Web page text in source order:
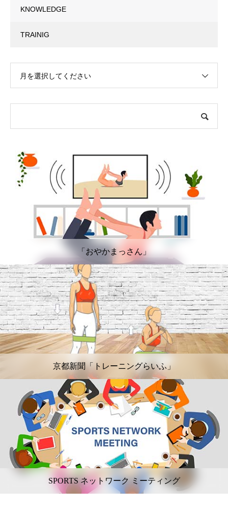
KNOWLEDGE
TRAINIG
月を選択してください
「おやかまっさん」
京都新聞「トレーニングらいふ」
SPORTS ネットワーク ミーティング